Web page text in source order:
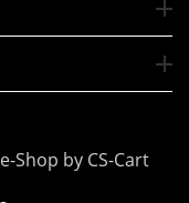
e-Shop by CS-Cart